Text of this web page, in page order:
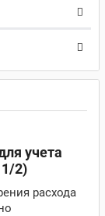
учета
1/2)
расхода